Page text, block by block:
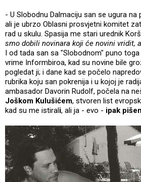
- U Slobodnu Dalmaciju san se ugura
ali je ubrzo Oblasni prosvjetni komitet
rad u skulu. Spasija me stari urednik
smo dobili novinara koji će novini vridit,
I od tada san sa "Slobodnom" puno
vrime Informbiroa, kad su novine bile
pogledat ji; i dane kad se počelo
rubrika koju san pokrenija i u kojoj je
ambasador Davorin Rudolf, počela na
Joškom Kulušićem, stvoren list
kad su me istirali, ali ja - evo - ipak pišen